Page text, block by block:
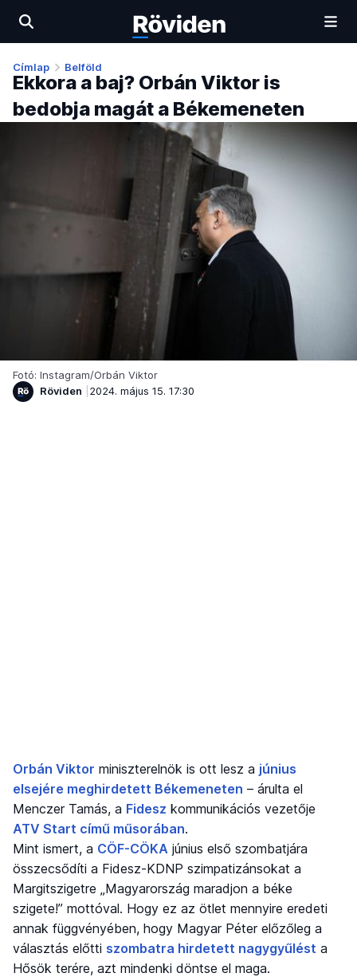
Címlap Belföld
Ekkora a baj? Orbán Viktor is
bedobja magát a Békemeneten
Fotó: Instagram/Orbán Viktor
Röviden
2024. május 15. 17:30
Orbán Viktor miniszterelnök is ott lesz a június
elsejére meghirdetett Békemeneten – árulta el
Menczer Tamás, a Fidesz kommunikációs vezetője
ATV Start című műsorában.
Mint ismert, a CÖF-CÖKA június első szombatjára
összecsődíti a Fidesz-KDNP szimpatizánsokat a
Margitszigetre „Magyarország maradjon a béke
szigete!” mottóval. Hogy ez az ötlet mennyire eredeti
annak függvényében, hogy Magyar Péter előzőleg a
választás előtti szombatra hirdetett nagygyűlést a
Hősök terére, azt mindenki döntse el maga.